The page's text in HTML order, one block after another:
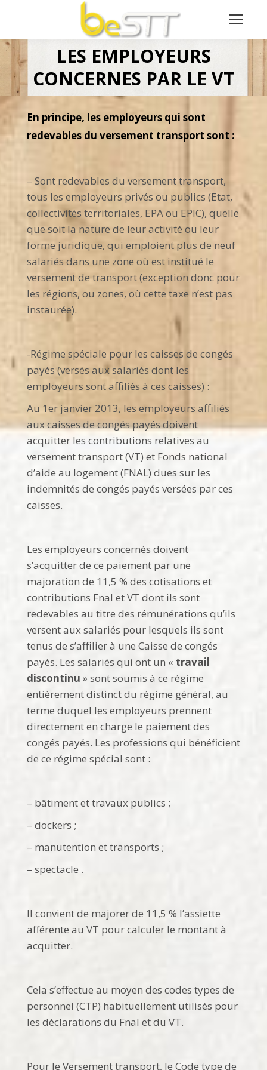
LES EMPLOYEURS
CONCERNES PAR LE VT
En principe, les employeurs qui sont
redevables du versement transport sont :
– Sont redevables du versement transport,
tous les employeurs privés ou publics (Etat,
collectivités territoriales, EPA ou EPIC), quelle
que soit la nature de leur activité ou leur
forme juridique, qui emploient plus de neuf
salariés dans une zone où est institué le
versement de transport (exception donc pour
les régions, ou zones, où cette taxe n’est pas
instaurée).
-Régime spéciale pour les caisses de congés
payés (versés aux salariés dont les
employeurs sont affiliés à ces caisses) :
Au 1er janvier 2013, les employeurs affiliés
aux caisses de congés payés doivent
acquitter les contributions relatives au
versement transport (VT) et Fonds national
d’aide au logement (FNAL) dues sur les
indemnités de congés payés versées par ces
caisses.
Les employeurs concernés doivent
s’acquitter de ce paiement par une
majoration de 11,5 % des cotisations et
contributions Fnal et VT dont ils sont
redevables au titre des rémunérations qu’ils
versent aux salariés pour lesquels ils sont
tenus de s’affilier à une Caisse de congés
payés. Les salariés qui ont un « travail
discontinu » sont soumis à ce régime
entièrement distinct du régime général, au
terme duquel les employeurs prennent
directement en charge le paiement des
congés payés. Les professions qui bénéficient
de ce régime spécial sont :
– bâtiment et travaux publics ;
– dockers ;
– manutention et transports ;
– spectacle .
Il convient de majorer de 11,5 % l’assiette
afférente au VT pour calculer le montant à
acquitter.
Cela s’effectue au moyen des codes types de
personnel (CTP) habituellement utilisés pour
les déclarations du Fnal et du VT.
Pour le Versement transport, le Code type de